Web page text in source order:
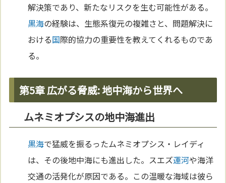
解決策であり、新たなリスクを生む可能性がある。
黒海の経験は、生態系復元の複雑さと、問題解決に
おける国際的協力の重要性を教えてくれるものであ
る。
第5章 広がる脅威: 地中海から世界へ
ムネミオプシスの地中海進出
黒海で猛威を振るったムネミオプシス・レイディ
は、その後地中海にも進出した。スエズ運河や海洋
交通の活発化が原因である。この温暖な海域は彼ら